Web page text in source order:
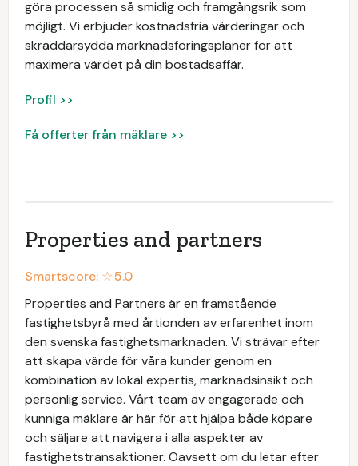
göra processen så smidig och framgångsrik som
möjligt. Vi erbjuder kostnadsfria värderingar och
skräddarsydda marknadsföringsplaner för att
maximera värdet på din bostadsaffär.
Profil >>
Få offerter från mäklare >>
Properties and partners
Smartscore: ☆5.0
Properties and Partners är en framstående
fastighetsbyrå med årtionden av erfarenhet inom
den svenska fastighetsmarknaden. Vi strävar efter
att skapa värde för våra kunder genom en
kombination av lokal expertis, marknadsinsikt och
personlig service. Vårt team av engagerade och
kunniga mäklare är här för att hjälpa både köpare
och säljare att navigera i alla aspekter av
fastighetstransaktioner. Oavsett om du letar efter